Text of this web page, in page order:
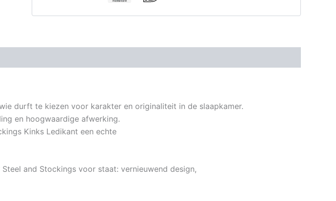
durft te kiezen voor karakter en originaliteit in de slaapkamer.
en hoogwaardige afwerking.
Kinks Ledikant een echte
and Stockings voor staat: vernieuwend design,